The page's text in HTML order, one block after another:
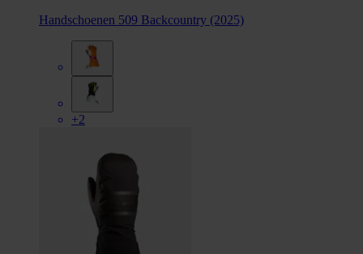
Handschoenen 509 Backcountry (2025)
+2